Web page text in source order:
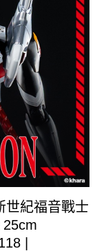
世紀福音戰士
|